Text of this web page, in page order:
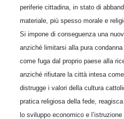
periferie cittadina, in stato di
materiale, più spesso morale e
Si impone di conseguenza una
anziché limitarsi alla pura
come fuga dal proprio paese alla
anziché rifiutare la città intesa
distrugge i valori della cultura
pratica religiosa della fede,
lo sviluppo economico e l’istruzione